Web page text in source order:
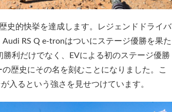
史的快挙を達成します。レジェンドドライバ
RS Q e-tronはついにステージ優勝を果た
利だけでなく、EVによる初のステージ優勝
歴史にその名を刻むことになりました。こ
入るという強さを見せつけています。